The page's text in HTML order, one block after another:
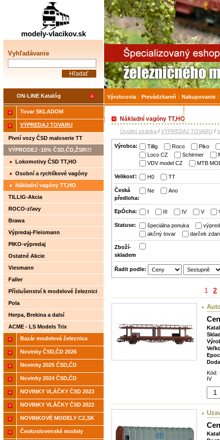
Nákladní vagóny TT,HO
Úvodní stránka / VÝPREDAJ TOVARU /
Výrobca: Tillig Roco
Piko
Loco CZ
Schirmer
VDV model CZ
MTB
Velikosť: H0 TT
Česká
předloha:
Ne Ano
EpÓcha: I III IV V
Statuse: špeciálna ponuka
akčný tovar
darček
Zboží­
skladem
Řadit podle:
1 2
Kód:
IV
Tovar SKLADOM
VÝPREDAJ TOVARU
Pivní vozy ČSD maloserie TT
VÝPRODEJ -15% ČSD,ČD,ŽSR!!!
Lokomotivy ČSD TT,HO
Osobní a rychlíkové vagóny
TT,HO
Nákladní vagóny TT,HO
TILLIG-Akcia
ROCO-zľavy
Brawa
Výpredaj-Fleismann
PIKO-výpredaj
Ostatné Akcie
Viesmann
Faller
Příslušenství k modelové železnici
až -30%
Pola
Herpa, Brekina a dalsí
ACME - LS Models Trix
Bazár modelová železnica
Novinky ČSD,ČD 2026
Novinky 2025 ČSD,ČD
Novinky 2024 ČSD,ČD
NOVINKY VLÁČKY ČSD 2023
NOVINKY VLÁČKY ČSD 2022
NOVINKOVÉ MODELY CZ,SK
2021
Československé modely
modely-vlacikov.sk
Vyhľadávanie
ON-LINE Katalóg
Železničné
Výrobcovia Prevádzkareň Nakupovanie